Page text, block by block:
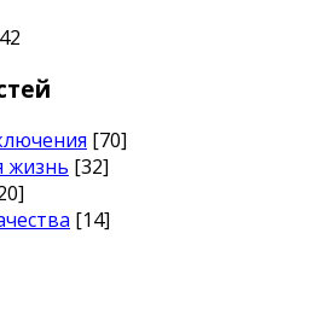
[70]
жизнь [32]
[14]